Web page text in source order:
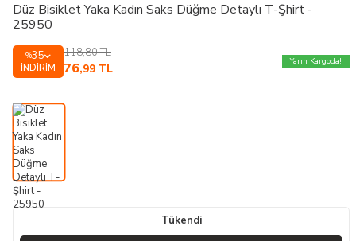
Düz Bisiklet Yaka Kadın Saks Düğme Detaylı T-Şhirt -
25950
%35
İNDIRIM
118,80TL
76,99 TL
Yarın Kargoda!
Tükendi